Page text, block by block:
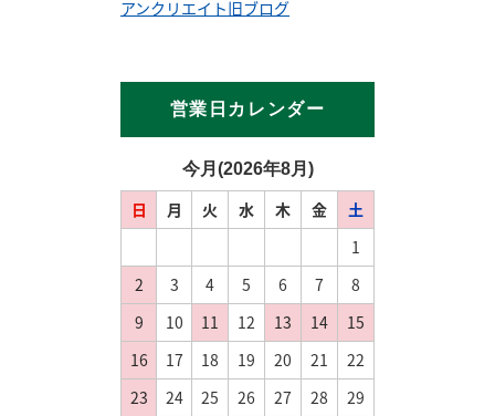
アンクリエイト旧ブログ
営業日カレンダー
今月(2026年8月)
日 月 火 水 木 金
土
1
2
3 4 5 6 7
8
9
10 11 12 13 14
15
16
17 18 19 20 21
22
23
24 25 26 27 28
29